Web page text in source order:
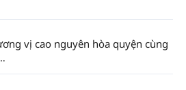
vị cao nguyên hòa quyện cùng